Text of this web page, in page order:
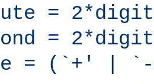
= 2*digit
= 2*digit
= (`+' |